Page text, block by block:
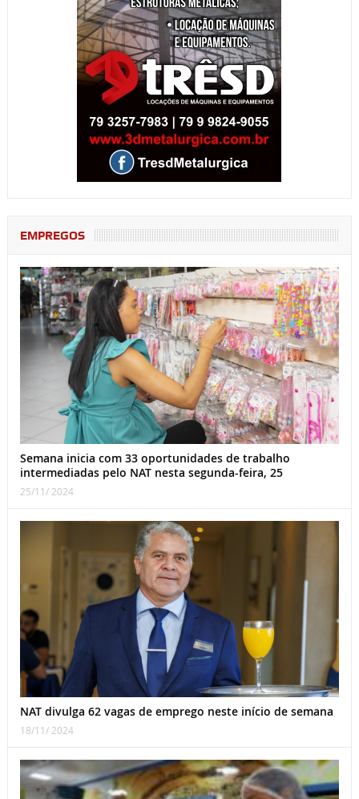
EMPREGOS
Semana inicia com 33 oportunidades de trabalho
intermediadas pelo NAT nesta segunda-feira, 25
25/11/ 2024
NAT divulga 62 vagas de emprego neste início de semana
18/11/ 2024